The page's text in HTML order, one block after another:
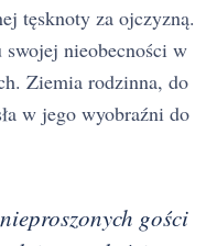
tęsknoty za ojczyzną.
swojej nieobecności w
Ziemia rodzinna, do
w jego wyobraźni do
gości